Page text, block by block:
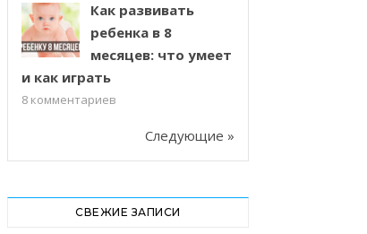
Как развивать
ребенка в 8
месяцев: что умеет
и как играть
8 комментариев
Следующие »
СВЕЖИЕ ЗАПИСИ